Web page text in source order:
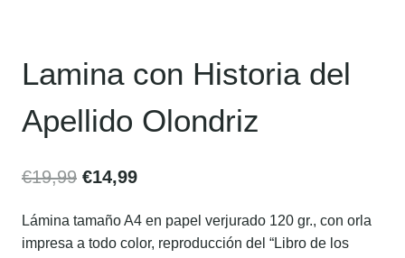
Lamina con Historia del
Apellido Olondriz
€19,99 €14,99
Lámina tamaño A4 en papel verjurado 120 gr., con orla
impresa a todo color, reproducción del “Libro de los